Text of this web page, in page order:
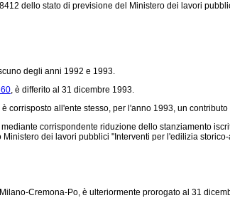
dello stato di previsione del Ministero dei lavori
degli anni 1992 e 1993.
, è differito al 31 dicembre 1993.
all'ente stesso, per l'anno 1993, un
corrispondente riduzione dello stanziamento
dei lavori pubblici "Interventi per l'edilizia
Cremona-Po, è ulteriormente prorogato al 31